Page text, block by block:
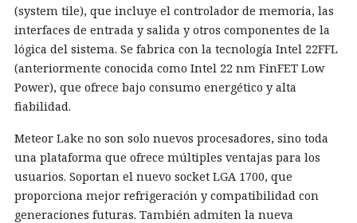
(system tile), que incluye el controlador de memoria, las
interfaces de entrada y salida y otros componentes de la
lógica del sistema. Se fabrica con la tecnología Intel 22FFL
(anteriormente conocida como Intel 22 nm FinFET Low
Power), que ofrece bajo consumo energético y alta
fiabilidad.
Meteor Lake no son solo nuevos procesadores, sino toda
una plataforma que ofrece múltiples ventajas para los
usuarios. Soportan el nuevo socket LGA 1700, que
proporciona mejor refrigeración y compatibilidad con
generaciones futuras. También admiten la nueva